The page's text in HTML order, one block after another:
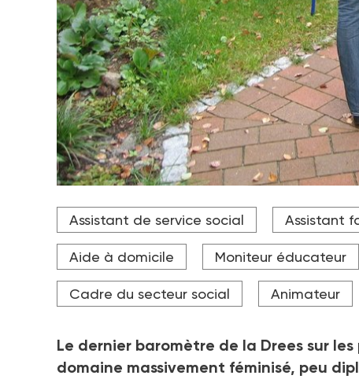
Assistantes maternelles, gardes à domicile ou
Crédit photo DR
Assistant de service social Assistant
Aide à domicile Moniteur éducateur
Cadre du secteur social Animateur
Le dernier baromètre de la Drees sur
domaine massivement féminisé, peu